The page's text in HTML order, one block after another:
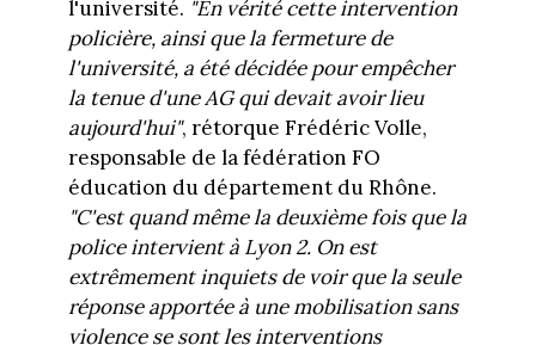
l'université. "En vérité cette intervention
policière, ainsi que la fermeture de
l'université, a été décidée pour empêcher
la tenue d'une AG qui devait avoir lieu
aujourd'hui", rétorque Frédéric Volle,
responsable de la fédération FO
éducation du département du Rhône.
"C'est quand même la deuxième fois que la
police intervient à Lyon 2. On est
extrêmement inquiets de voir que la seule
réponse apportée à une mobilisation sans
violence se sont les interventions